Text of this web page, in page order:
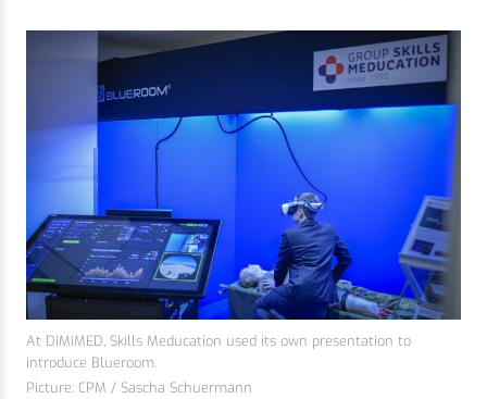
At DiMiMED, Skills Meducation used its own presentation to
introduce Blueroom.
Picture: CPM / Sascha Schuermann